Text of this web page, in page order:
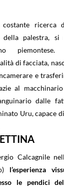
ricerca
palestra, si
di facciata,
e
al
dalle
Uru, capace
Calcagnile
l’esperienza
le pendici